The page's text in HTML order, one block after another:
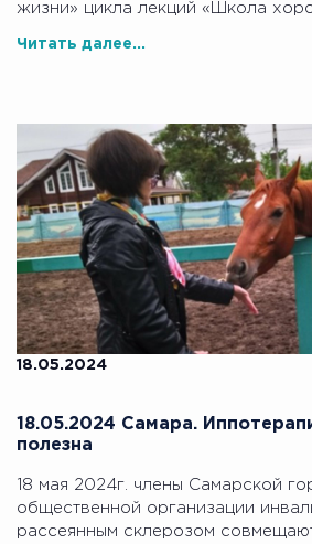
жизни» цикла лекций «Школа
Читать далее...
18.05.2024
18.05.2024 Самара.
полезна
18 мая 2024г. члены Самарской
общественной организации
рассеянным склерозом